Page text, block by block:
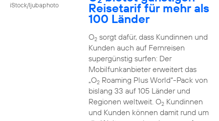
iStock/ljubaphoto
Reisetarif für mehr als
100 Länder
O2sorgt dafür, dass Kundinnen und
Kunden auch auf Fernreisen
supergünstig surfen: Der
Mobilfunkanbieter erweitert das
„O2Roaming Plus World“-Pack von
bislang 33 auf 105 Länder und
Regionen weltweit. O2Kundinnen
und Kunden können damit rund um